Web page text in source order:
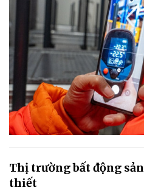
Thị trường bất động
thiết